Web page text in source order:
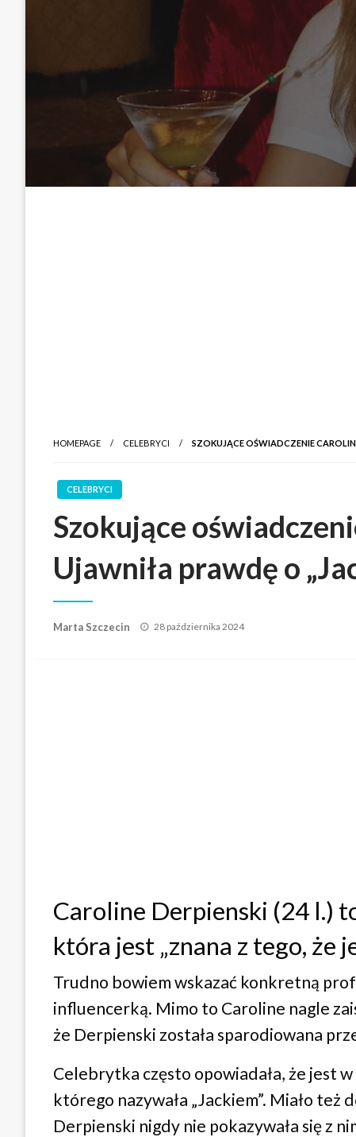
HOMEPAGE CELEBRYCI SZOKUJĄCE OŚWIADCZENIE
CELEBRYCI
Szokujące
Ujawniła prawdę o
Marta Szczecin
Posted
28 października 2024
Caroline Derpienski (24 l.)
która jest „znana z tego, że
Trudno bowiem wskazać konkretną
influencerką. Mimo to Caroline nagle
że Derpienski została sparodiowana
Celebrytka często opowiadała, że jest
którego nazywała „Jackiem”. Miało
Derpienski nigdy nie pokazywała się z